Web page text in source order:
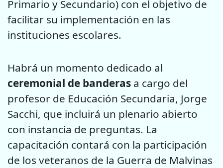
Primario y Secundario) con el objetivo de
facilitar su implementación en las
instituciones escolares.
Habrá un momento dedicado al
ceremonial de banderas a cargo del
profesor de Educación Secundaria, Jorge
Sacchi, que incluirá un plenario abierto
con instancia de preguntas. La
capacitación contará con la participación
de los veteranos de la Guerra de Malvinas